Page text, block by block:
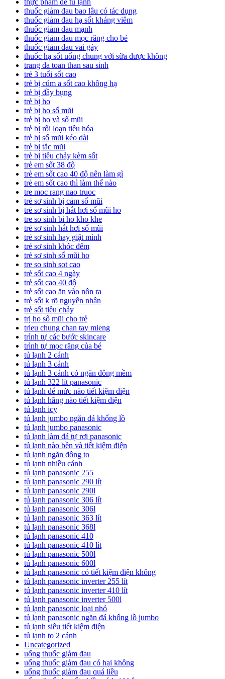
thuốc giảm đau bao lâu có tác dụng
thuốc giảm đau hạ sốt kháng viêm
thuốc giảm đau mạnh
thuốc giảm đau mọc răng cho bé
thuốc giảm đau vai gáy
thuốc hạ sốt uống chung với sữa được không
trang da toan than sau sinh
trẻ 3 tuổi sốt cao
trẻ bị cúm a sốt cao không hạ
trẻ bị đầy bụng
trẻ bị ho
trẻ bị ho sổ mũi
trẻ bị ho và sổ mũi
trẻ bị rối loạn tiêu hóa
trẻ bị sổ mũi kéo dài
trẻ bị tắc mũi
trẻ bị tiêu chảy kèm sốt
trẻ em sốt 38 độ
trẻ em sốt cao 40 độ nên làm gì
trẻ em sốt cao thì làm thế nào
tre moc rang nao truoc
trẻ sơ sinh bị cảm sổ mũi
trẻ sơ sinh bị hắt hơi sổ mũi ho
tre so sinh bi ho kho khe
trẻ sơ sinh hắt hơi sổ mũi
trẻ sơ sinh hay giật mình
trẻ sơ sinh khóc đêm
trẻ sơ sinh sổ mũi ho
tre so sinh sot cao
trẻ sốt cao 4 ngày
trẻ sốt cao 40 độ
trẻ sốt cao ăn vào nôn ra
trẻ sốt k rõ nguyên nhân
trẻ sốt tiêu chảy
trị ho sổ mũi cho trẻ
trieu chung chan tay mieng
trình tự các bước skincare
trình tự mọc răng của bé
tủ lạnh 2 cánh
tủ lạnh 3 cánh
tủ lạnh 3 cánh có ngăn đông mềm
tủ lạnh 322 lít panasonic
tủ lạnh để mức nào tiết kiệm điện
tủ lạnh hãng nào tiết kiệm điện
tủ lạnh icy
tủ lạnh jumbo ngăn đá khổng lồ
tủ lạnh jumbo panasonic
tủ lạnh làm đá tự rơi panasonic
tủ lạnh nào bền và tiết kiệm điện
tủ lạnh ngăn đông to
tủ lạnh nhiều cánh
tủ lạnh panasonic 255
tủ lạnh panasonic 290 lít
tủ lạnh panasonic 290l
tủ lạnh panasonic 306 lít
tủ lạnh panasonic 306l
tủ lạnh panasonic 363 lít
tủ lạnh panasonic 368l
tủ lạnh panasonic 410
tủ lạnh panasonic 410 lít
tủ lạnh panasonic 500l
tủ lạnh panasonic 600l
tủ lạnh panasonic có tiết kiệm điện không
tủ lạnh panasonic inverter 255 lít
tủ lạnh panasonic inverter 410 lít
tủ lạnh panasonic inverter 500l
tủ lạnh panasonic loại nhỏ
tủ lạnh panasonic ngăn đá khổng lồ jumbo
tủ lạnh siêu tiết kiệm điện
tủ lạnh to 2 cánh
Uncategorized
uống thuốc giảm đau
uống thuốc giảm đau có hại không
uống thuốc giảm đau quá liều